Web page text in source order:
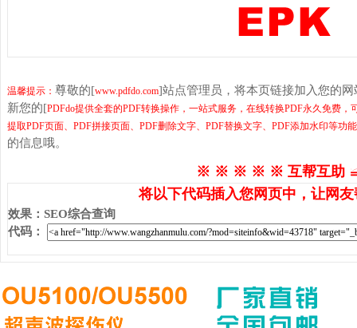
温馨提示： 尊敬的[www.pdfdo.com]站点管理员，将本页链接加入您的
新您的[PDFdo提供全套的PDF转换操作，一站式服务，在线转换PDF永久免费
提取PDF页面、PDF拼接页面、PDF删除文字、PDF替换文字、PDF添加水印等功
的信息哦。
※ ※ ※ ※ ※ 互帮互助
将以下代码插入您网页中，让网
效果 ： SEO综合查询
代码 ：